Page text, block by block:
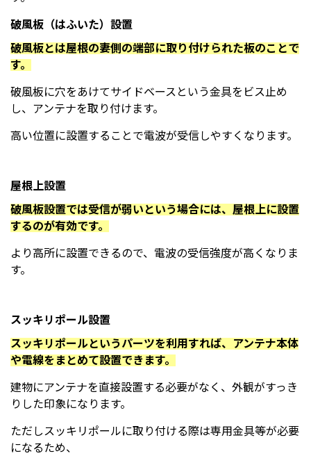
破風板（はふいた）設置
破風板とは屋根の妻側の端部に取り付けられた板のことで
す。
破風板に穴をあけてサイドベースという金具をビス止め
し、アンテナを取り付けます。
高い位置に設置することで電波が受信しやすくなります。
屋根上設置
破風板設置では受信が弱いという場合には、屋根上に設置
するのが有効です。
より高所に設置できるので、電波の受信強度が高くなりま
す。
スッキリポール設置
スッキリポールというパーツを利用すれば、アンテナ本体
や電線をまとめて設置できます。
建物にアンテナを直接設置する必要がなく、外観がすっき
りした印象になります。
ただしスッキリポールに取り付ける際は専用金具等が必要
になるため、